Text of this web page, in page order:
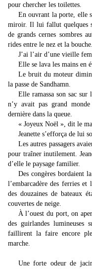
pour chercher les toilettes.
En ouvrant la porte, elle
miroir. Il lui fallut quelques
de grands cernes sombres
rides entre le nez et la bouche.
J’ai l’air d’une vieille
Elle se lava les mains en
Le bruit du moteur
la passe de Sandhamn.
Elle ramassa son sac
n’y avait pas grand
dernière dans la queue.
« Joyeux Noël », dit le
Jeanette s’efforça de lui
Les autres passagers
pour traîner inutilement.
d’elle le paysage familier.
Des congères bordaient
l’embarcadère des ferries et
des douzaines de bateaux
couvertes de neige.
À l’ouest du port, on
des guirlandes lumineuses
faillirent la faire encore
marche.
Une forte odeur de